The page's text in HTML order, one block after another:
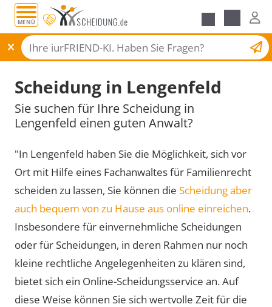
MENÜ
Scheidungsantrag
Scheidung in Lengenfeld
Sie suchen für Ihre Scheidung in
Lengenfeld einen guten Anwalt?
"In Lengenfeld haben Sie die Möglichkeit, sich vor
Ort mit Hilfe eines Fachanwaltes für Familienrecht
scheiden zu lassen, Sie können die Scheidung aber
auch bequem von zu Hause aus online einreichen.
Insbesondere für einvernehmliche Scheidungen
oder für Scheidungen, in deren Rahmen nur noch
kleine rechtliche Angelegenheiten zu klären sind,
bietet sich ein Online-Scheidungsservice an. Auf
diese Weise können Sie sich wertvolle Zeit für die